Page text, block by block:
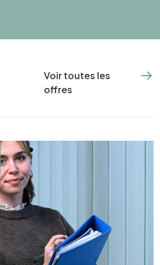
Voir toutes les
offres